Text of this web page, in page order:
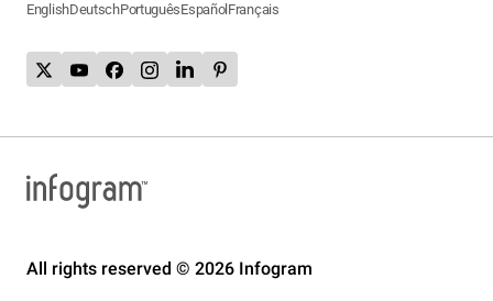
EnglishDeutschPortuguêsEspañol Français
All rights reserved © 2026 Infogram